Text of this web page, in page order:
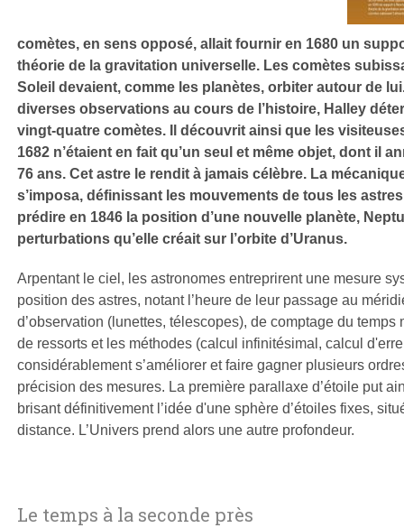
comètes, en sens opposé, allait fournir en 1680 un
théorie de la gravitation universelle. Les comètes
Soleil devaient, comme les planètes, orbiter autour de
diverses observations au cours de l’histoire, Halley
vingt-quatre comètes. Il découvrit ainsi que les
1682 n’étaient en fait qu’un seul et même objet, dont il
76 ans. Cet astre le rendit à jamais célèbre. La
s’imposa, définissant les mouvements de tous les
prédire en 1846 la position d’une nouvelle planète,
perturbations qu’elle créait sur l’orbite d’Uranus.
Arpentant le ciel, les astronomes entreprirent une mesure
position des astres, notant l’heure de leur passage au
d’observation (lunettes, télescopes), de comptage du temps
de ressorts et les méthodes (calcul infinitésimal, calcul
considérablement s’améliorer et faire gagner plusieurs
précision des mesures. La première parallaxe d’étoile put
brisant définitivement l’idée d'une sphère d’étoiles fixes,
distance. L’Univers prend alors une autre profondeur.
Le temps à la seconde près